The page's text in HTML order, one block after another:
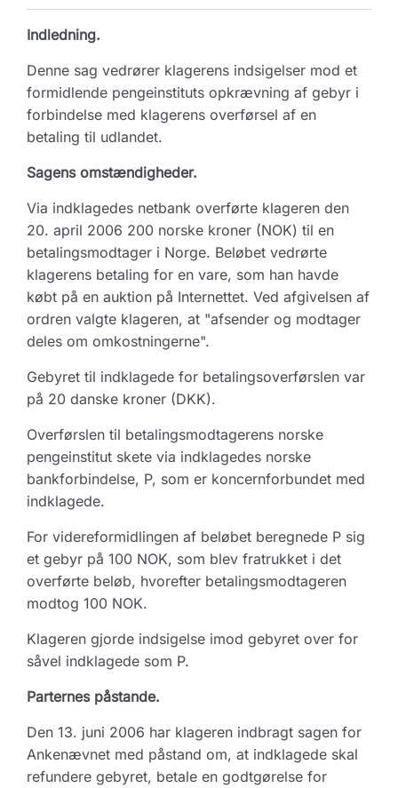
Indledning.
Denne sag vedrører klagerens indsigelser mod et
formidlende pengeinstituts opkrævning af gebyr i
forbindelse med klagerens overførsel af en
betaling til udlandet.
Sagens omstændigheder.
Via indklagedes netbank overførte klageren den
20. april 2006 200 norske kroner (NOK) til en
betalingsmodtager i Norge. Beløbet vedrørte
klagerens betaling for en vare, som han havde
købt på en auktion på Internettet. Ved afgivelsen af
ordren valgte klageren, at "afsender og modtager
deles om omkostningerne".
Gebyret til indklagede for betalingsoverførslen var
på 20 danske kroner (DKK).
Overførslen til betalingsmodtagerens norske
pengeinstitut skete via indklagedes norske
bankforbindelse, P, som er koncernforbundet med
indklagede.
For videreformidlingen af beløbet beregnede P sig
et gebyr på 100 NOK, som blev fratrukket i det
overførte beløb, hvorefter betalingsmodtageren
modtog 100 NOK.
Klageren gjorde indsigelse imod gebyret over for
såvel indklagede som P.
Parternes påstande.
Den 13. juni 2006 har klageren indbragt sagen for
Ankenævnet med påstand om, at indklagede skal
refundere gebyret, betale en godtgørelse for